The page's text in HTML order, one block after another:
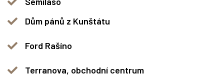
Dům pánů z Kunštátu
Ford Rašíno
Terranova, obchodní centrum